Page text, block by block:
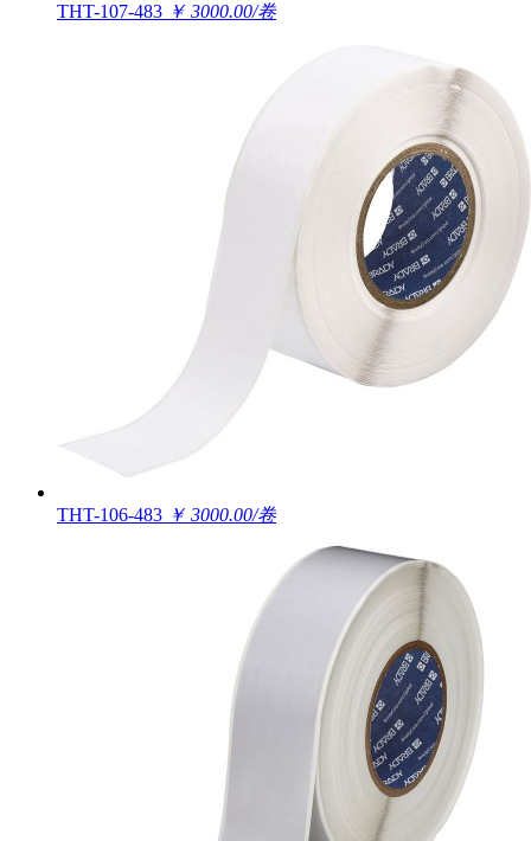
THT-107-483 ￥ 3000.00/卷
THT-106-483 ￥ 3000.00/卷